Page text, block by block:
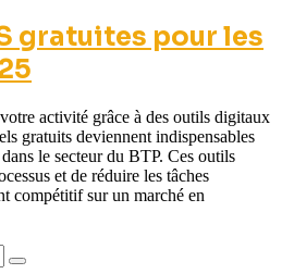
gratuites pour les
activité grâce à des outils digitaux
gratuits deviennent indispensables
le secteur du BTP. Ces outils
et de réduire les tâches
compétitif sur un marché en